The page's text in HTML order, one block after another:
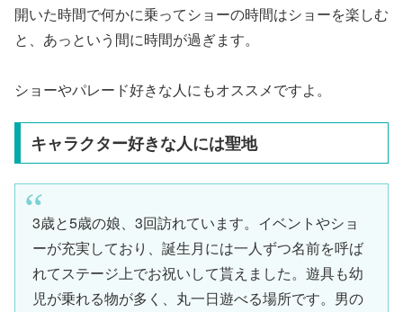
開いた時間で何かに乗ってショーの時間はショーを楽しむ
と、あっという間に時間が過ぎます。
ショーやパレード好きな人にもオススメですよ。
キャラクター好きな人には聖地
3歳と5歳の娘、3回訪れています。イベントやショ
ーが充実しており、誕生月には一人ずつ名前を呼ば
れてステージ上でお祝いして貰えました。遊具も幼
児が乗れる物が多く、丸一日遊べる場所です。男の